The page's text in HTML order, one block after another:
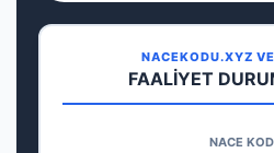
NACEKODU.XYZ
FAALİYET
NACE